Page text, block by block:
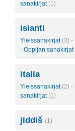
sanakirjat (1)
islanti
Yleissanakirjat (3) ·
· Oppijan sanakirjat
italia
Yleissanakirjat (2) ·
sanakirjat (1)
jiddiš (1)